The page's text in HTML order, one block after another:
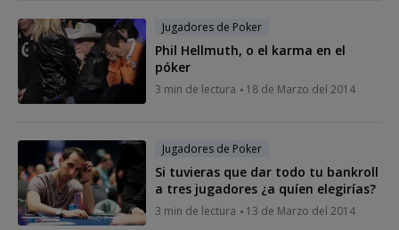
Jugadores de Poker
Phil Hellmuth, o el karma en el
póker
3 min de lectura 18 de Marzo del 2014
Jugadores de Poker
Si tuvieras que dar todo tu bankroll
a tres jugadores ¿a quíen elegirías?
3 min de lectura 13 de Marzo del 2014